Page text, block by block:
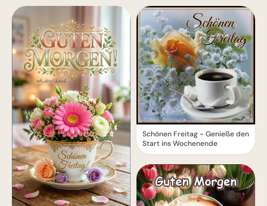
Schönen Freitag - Genieße den
Start ins Wochenende